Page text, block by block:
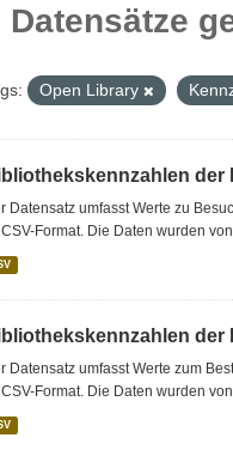
Datensätze
Open Library
Datensatz umfasst Werte zu
Format. Die Daten wurden
der
Datensatz umfasst Werte zum
Format. Die Daten wurden